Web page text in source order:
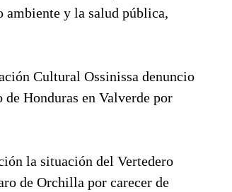
y la salud pública,
Cultural Ossinissa denuncio
Honduras en Valverde por
la situación del Vertedero
de Orchilla por carecer de